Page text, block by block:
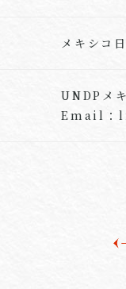
メキシコ
UNDPメ
Email